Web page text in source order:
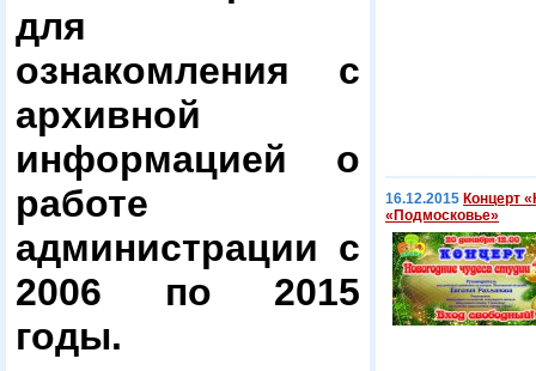
для
ознакомления с
архивной
информацией о
работе
администрации с
2006 по 2015
годы.
16.12.2015 Концерт
«Подмосковье»